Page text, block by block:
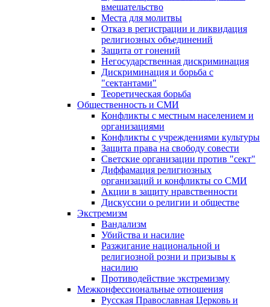
вмешательство
Места для молитвы
Отказ в регистрации и ликвидация
религиозных объединений
Защита от гонений
Негосударственная дискриминация
Дискриминация и борьба с
"сектантами"
Теоретическая борьба
Общественность и СМИ
Конфликты с местным населением и
организациями
Конфликты с учреждениями культуры
Защита права на свободу совести
Светские организации против "сект"
Диффамация религиозных
организаций и конфликты со СМИ
Акции в защиту нравственности
Дискуссии о религии и обществе
Экстремизм
Вандализм
Убийства и насилие
Разжигание национальной и
религиозной розни и призывы к
насилию
Противодействие экстремизму
Межконфессиональные отношения
Русская Православная Церковь и